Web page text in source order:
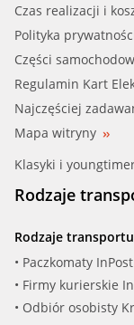
Czas realizacji i
Polityka
Części
Regulamin Kart
Najczęściej
Mapa witryny
Klasyki i
Rodzaje
Rodzaje transportu
• Paczkomaty InPost
• Firmy kurierskie
• Odbiór osobisty